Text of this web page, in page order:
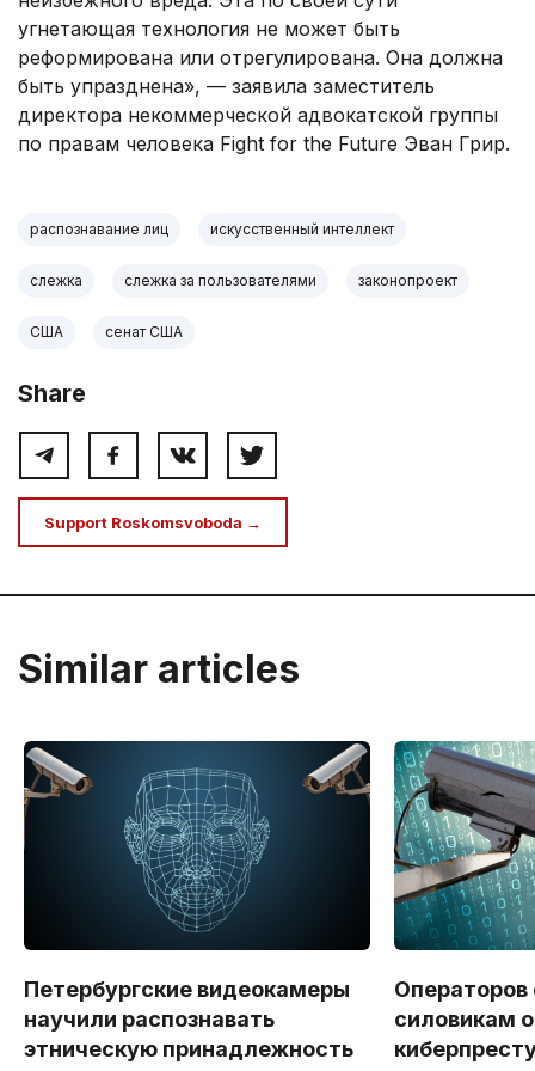
угнетающая технология не может быть
реформирована или отрегулирована. Она должна
быть упразднена», — заявила заместитель
директора некоммерческой адвокатской группы
по правам человека Fight for the Future Эван Грир.
распознавание лиц искусственный интеллект
слежка слежка за пользователями законопроект
США сенат США
Share
Support Roskomsvoboda →
Similar articles
Петербургские видеокамеры
научили распознавать
этническую принадлежность
силовикам